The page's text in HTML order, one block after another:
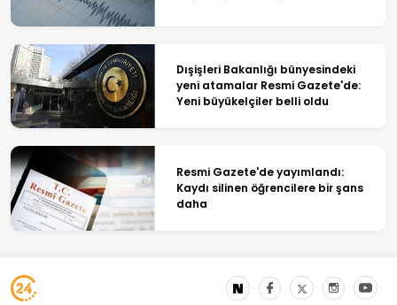
Dışişleri Bakanlığı bünyesindeki
yeni atamalar Resmi Gazete'de:
Yeni büyükelçiler belli oldu
Resmi Gazete'de yayımlandı:
Kaydı silinen öğrencilere bir şans
daha